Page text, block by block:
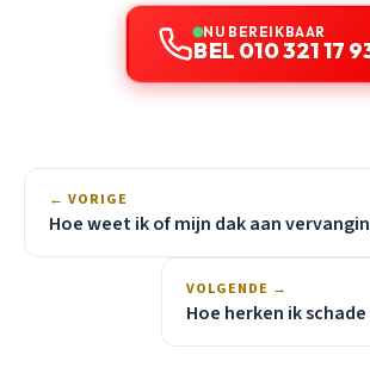
NU BEREIKBAAR
BEL 010 321 17
← VORIGE
Hoe weet ik of mijn dak aan
VOLGENDE →
Hoe herken ik